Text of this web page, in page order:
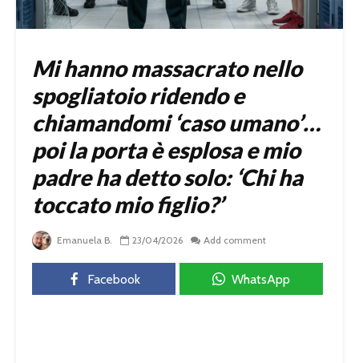
Mi hanno massacrato nello
spogliatoio ridendo e
chiamandomi ‘caso umano’…
poi la porta è esplosa e mio
padre ha detto solo: ‘Chi ha
toccato mio figlio?’
Emanuela B. 23/04/2026 Add comment
Facebook WhatsApp